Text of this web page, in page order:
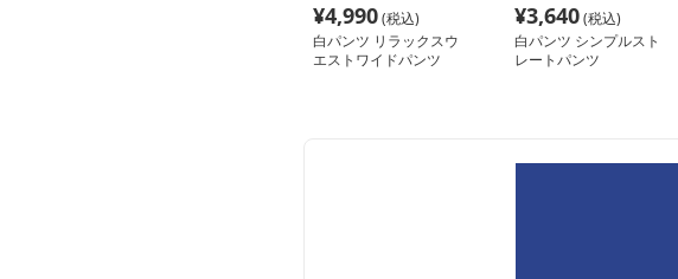
¥4,990(税込)
白パンツ リラックスウ
エストワイドパンツ
¥3,640(税込)
白パンツ シンプルスト
レートパンツ